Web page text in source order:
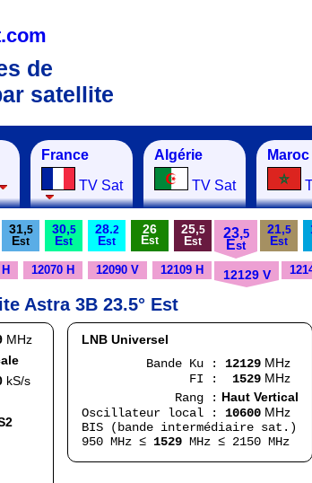
de
satellite
France
TV Sat
Algérie
TV Sat
Maroc
31,5
Est
30,5
Est
28.2
Est
26
Est
25,5
Est
23,5
Est
21,5
Est
12070 H 12090 V 12109 H 12129 V
Astra 3B 23.5° Est
MHz
kS/s
LNB Universel
Bande Ku : 12129 MHz
FI :
1529 MHz
Rang : Haut Vertical
Oscillateur local : 10600 MHz
BIS (bande intermédiaire sat.)
950 MHz ≤ 1529 MHz ≤ 2150 MHz